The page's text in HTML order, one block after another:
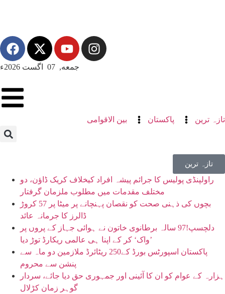
جمعه, 07 اگست 2026ء
بین الاقوامی پاکستان تازہ ترین
تازہ ترین
راولپنڈی پولیس کا جرائم پیشہ افراد کیخلاف کریک ڈاؤن، دو
مختلف مقدمات میں مطلوب ملزمان گرفتار
بچوں کی ذہنی صحت کو نقصان پہنچانے پر میٹا پر 57 کروڑ
ڈالرز کا جرمانہ عائد
دلچسپ!97 سالہ برطانوی خاتون نے ہوائی جہاز کے پروں پر
’واک‘ کر کے اپنا ہی عالمی ریکارڈ توڑ دیا
پاکستان اسپورٹس بورڈ کے250 ریٹائرڈ ملازمین دو ماہ سے
پنشن سے محروم
ہزارہ کے عوام کو ان کا آئینی اور جمہوری حق دیا جائے، سردار
گوہر زمان کڑلال